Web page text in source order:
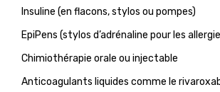
Insuline (en flacons, stylos ou pompes)
EpiPens (stylos d’adrénaline pour les
Chimiothérapie orale ou injectable
Anticoagulants liquides comme le